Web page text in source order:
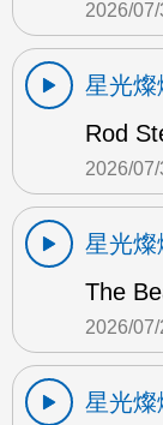
2026/07/
星光燦
Rod
2026/
星光燦
The
2026/07/
星光燦